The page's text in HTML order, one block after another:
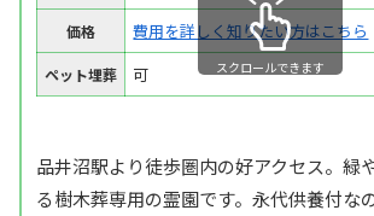
価格 費用を詳しく知りたい方はこちら
ペット埋葬 可 スクロールできます
品井沼駅より徒歩圏内の好アクセス。緑
る樹木葬専用の霊園です。永代供養付な